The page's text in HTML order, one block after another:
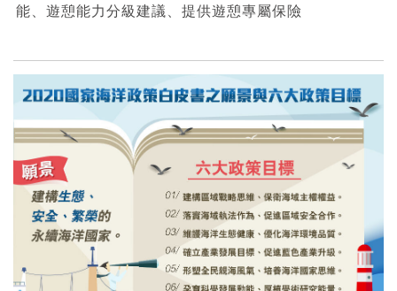
能、遊憩能力分級建議、提供遊憩專屬保險